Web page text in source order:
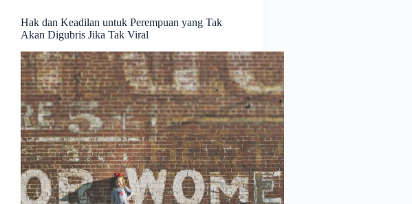
Hak dan Keadilan untuk Perempuan yang Tak
Akan Digubris Jika Tak Viral